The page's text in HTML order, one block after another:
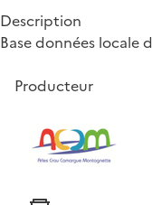
Description
Base données locale
Producteur